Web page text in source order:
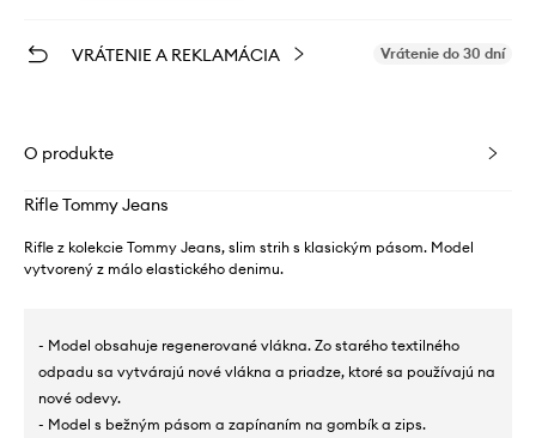
VRÁTENIE A REKLAMÁCIA Vrátenie do 30 dní
O produkte
Rifle Tommy Jeans
Rifle z kolekcie Tommy Jeans, slim strih s klasickým pásom. Model
vytvorený z málo elastického denimu.
- Model obsahuje regenerované vlákna. Zo starého textilného
odpadu sa vytvárajú nové vlákna a priadze, ktoré sa používajú na
nové odevy.
- Model s bežným pásom a zapínaním na gombík a zips.